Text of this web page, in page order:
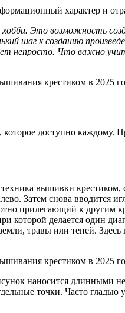
характер и
Это возможность
шаг к созданию
непросто. Что важно
доступно каждому.
вышивки
Затем снова вводится
прилегающий к другим
которой делается один
травы или теней.
наносится длинными
точки. Часто